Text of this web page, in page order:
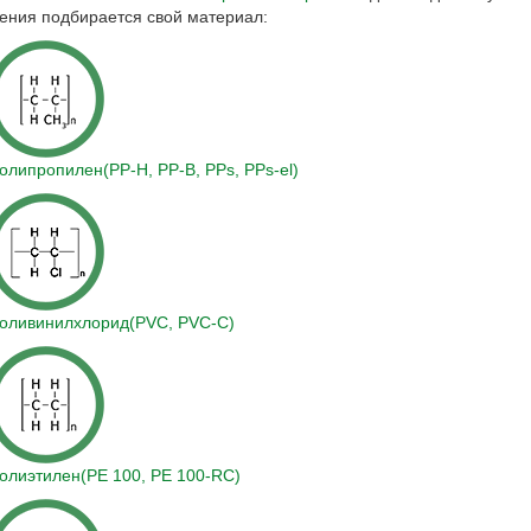
подбирается свой материал:
(PP-H, PP-B, PPs, PPs-el)
(PVC, PVC-C)
(PE 100, PE 100-RC)